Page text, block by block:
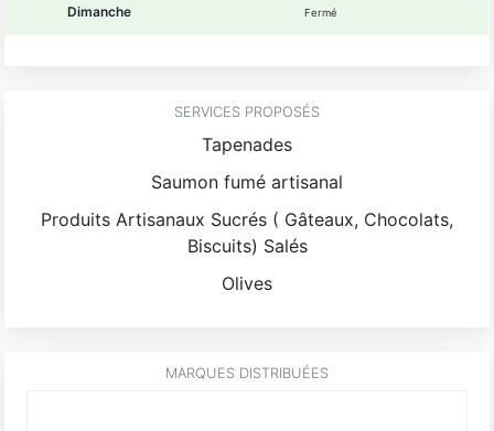
Dimanche Fermé
SERVICES PROPOSÉS
Tapenades
Saumon fumé artisanal
Produits Artisanaux Sucrés ( Gâteaux, Chocolats,
Biscuits) Salés
Olives
MARQUES DISTRIBUÉES